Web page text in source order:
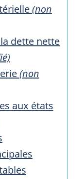
(non
dette nette
(non
aux états